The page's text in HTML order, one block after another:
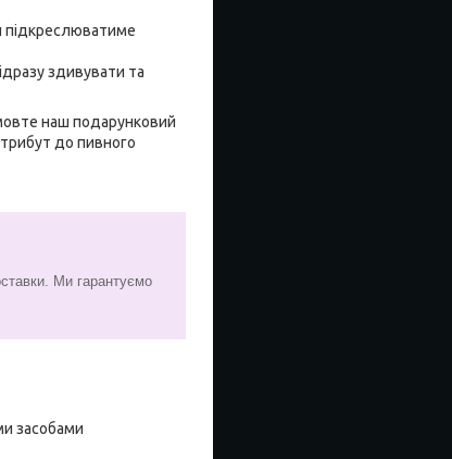
підкреслюватиме
здивувати та
наш подарунковий
до пивного
Ми гарантуємо
засобами